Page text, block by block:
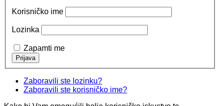
Korisničko ime
Lozinka
Zapamti me
Zaboravili ste lozinku?
Zaboravili ste korisničko ime?